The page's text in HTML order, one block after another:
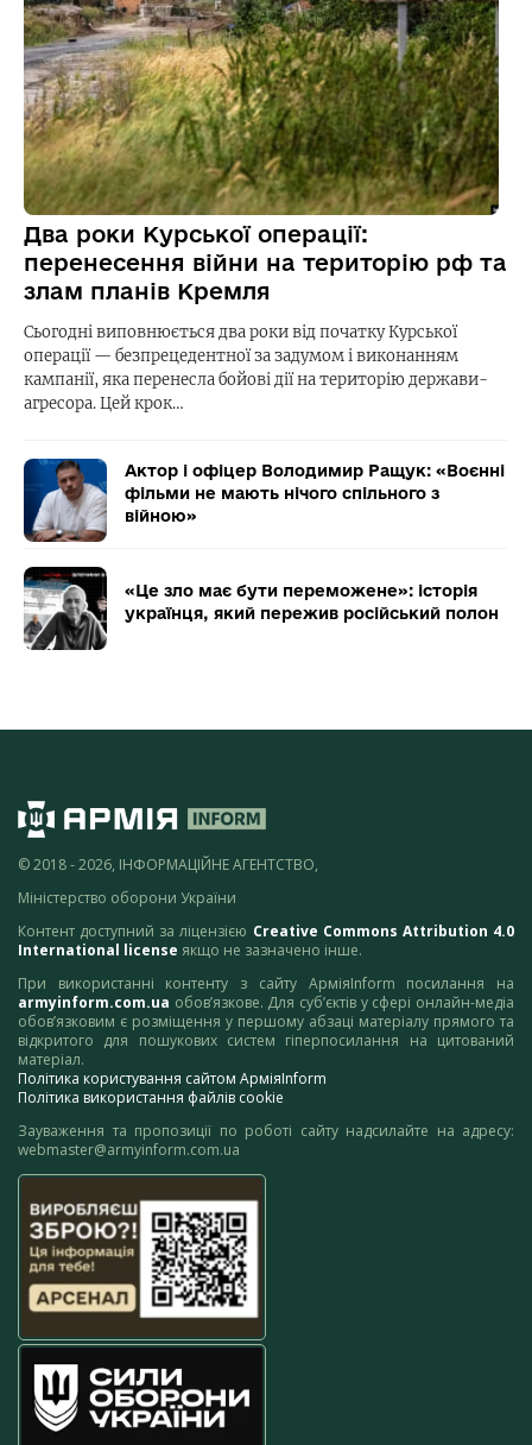
Два роки Курської операції:
перенесення війни на територію рф та
злам планів Кремля
Сьогодні виповнюється два роки від початку Курської
операції — безпрецедентної за задумом і виконанням
кампанії, яка перенесла бойові дії на територію держави-
агресора. Цей крок…
Актор і офіцер Володимир Ращук: «Воєнні
фільми не мають нічого спільного з
війною»
«Це зло має бути переможене»: історія
українця, який пережив російський полон
© 2018 - 2026, ІНФОРМАЦІЙНЕ АГЕНТСТВО,
Міністерство оборони України
Контент доступний за ліцензією Creative Commons Attribution 4.0
International license якщо не зазначено інше.
При використанні контенту з сайту АрміяInform посилання на
armyinform.com.ua обов’язкове. Для суб’єктів у сфері онлайн-медіа
обов’язковим є розміщення у першому абзаці матеріалу прямого та
відкритого для пошукових систем гіперпосилання на цитований
матеріал.
Політика користування сайтом АрміяInform
Політика використання файлів cookie
Зауваження та пропозиції по роботі сайту надсилайте на адресу:
webmaster@armyinform.com.ua